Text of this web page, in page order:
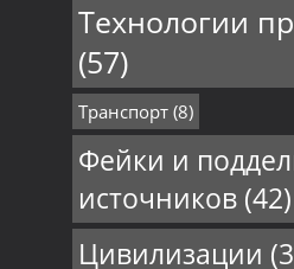
Технологии
(57)
Транспорт(8)
Фейки и
источников(42)
Цивилизации